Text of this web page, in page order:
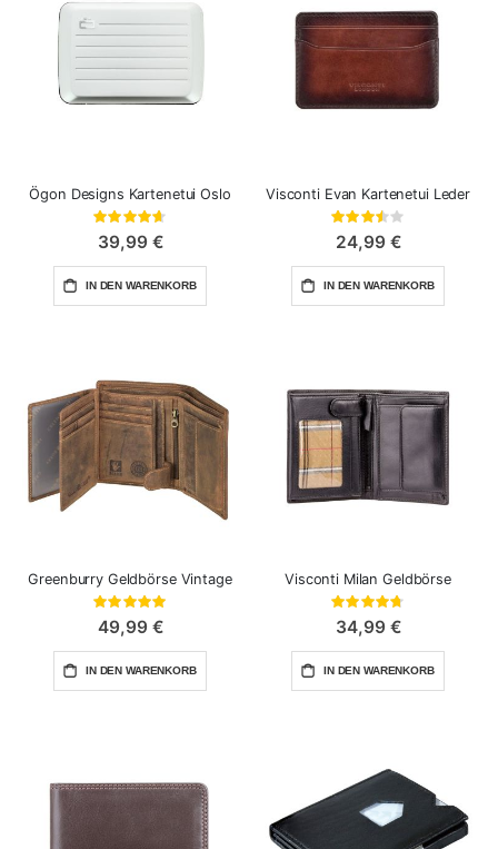
Ögon Designs Kartenetui Oslo
Bewertung:
39,99 €
IN DEN WARENKORB
Visconti Evan Kartenetui Leder
Bewertung:
24,99 €
IN DEN WARENKORB
Greenburry Geldbörse Vintage
Bewertung:
49,99 €
IN DEN WARENKORB
Visconti Milan Geldbörse
Bewertung:
34,99 €
IN DEN WARENKORB